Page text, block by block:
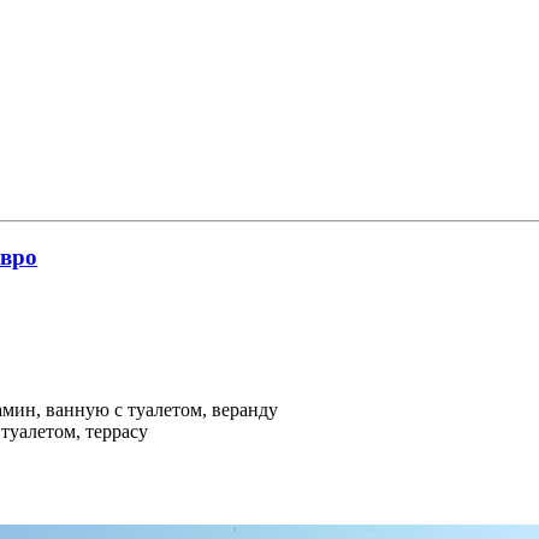
ванную с туалетом, веранду
террасу